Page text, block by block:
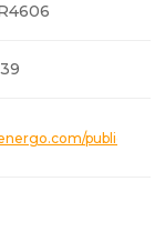
public/